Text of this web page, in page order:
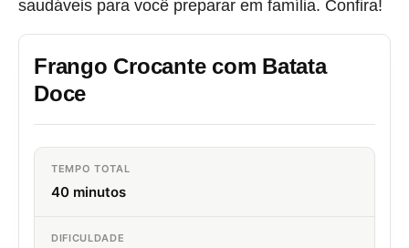
saudáveis para você preparar em família. Confira!
Frango Crocante com Batata
Doce
TEMPO TOTAL
40 minutos
DIFICULDADE